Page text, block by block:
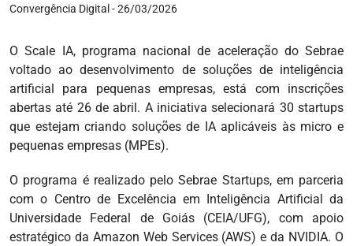
Convergência Digital - 26/03/2026
O Scale IA, programa nacional de aceleração do Sebrae
voltado ao desenvolvimento de soluções de inteligência
artificial para pequenas empresas, está com inscrições
abertas até 26 de abril. A iniciativa selecionará 30 startups
que estejam criando soluções de IA aplicáveis às micro e
pequenas empresas (MPEs).
O programa é realizado pelo Sebrae Startups, em parceria
com o Centro de Excelência em Inteligência Artificial da
Universidade Federal de Goiás (CEIA/UFG), com apoio
estratégico da Amazon Web Services (AWS) e da NVIDIA. O